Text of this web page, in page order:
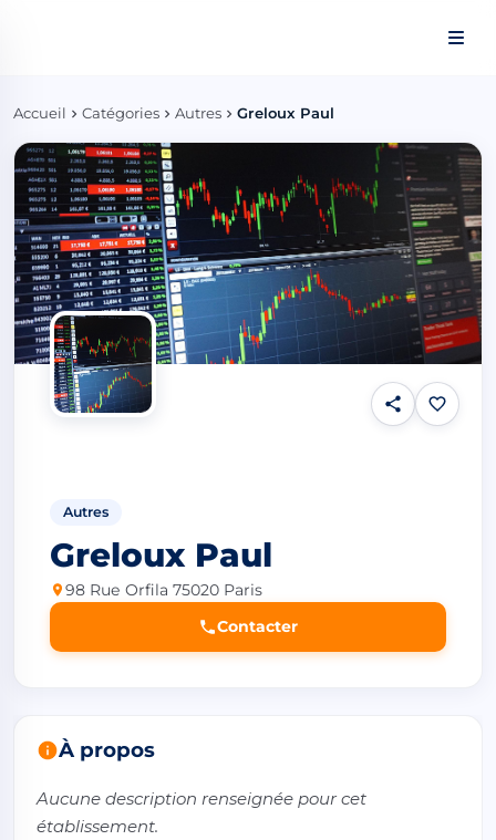
Accueil Catégories Autres Greloux Paul
Autres
Greloux Paul
98 Rue Orfila 75020 Paris
Contacter
À propos
Aucune description renseignée pour cet
établissement.